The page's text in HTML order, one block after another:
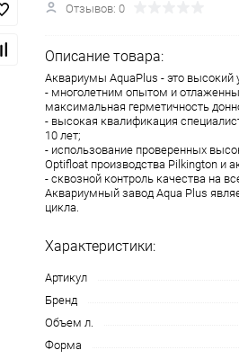
Отзывов: 0
Описание товара:
Аквариумы AquaPlus - это высокий
- многолетним опытом и
максимальная герметичность
- высокая квалификация
10 лет;
- использование проверенных
Optifloat производства Pilkington и
- сквозной контроль качества на
Аквариумный завод Aqua Plus
цикла.
Характеристики:
Артикул
Бренд
Объем л.
Форма